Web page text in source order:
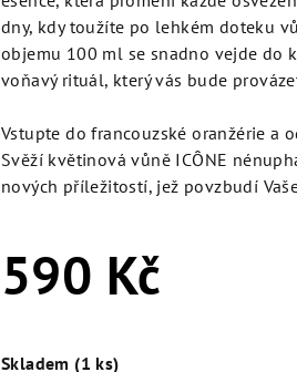
0,0
hvězdiček.
dny, kdy toužíte po lehkém doteku
objemu 100 ml se snadno vejde do
voňavý rituál, který vás bude
Vstupte do francouzské oranžérie a
Svěží květinová vůně ICÔNE
nových příležitostí, jež povzbudí
590 Kč
cena:
Skladem (1 ks)